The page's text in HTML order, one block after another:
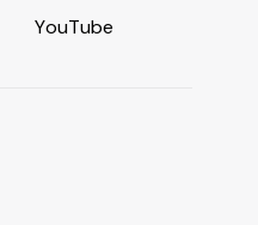
YouTube